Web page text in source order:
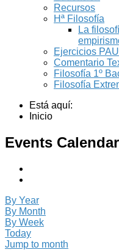
Recursos
Hª Filosofía
La
Ejercicios PAU
Comentario
Filosofía 1º
Filosofía
Está aquí:
Inicio
Events Calendar
By Year
By Month
By Week
Today
Jump to month